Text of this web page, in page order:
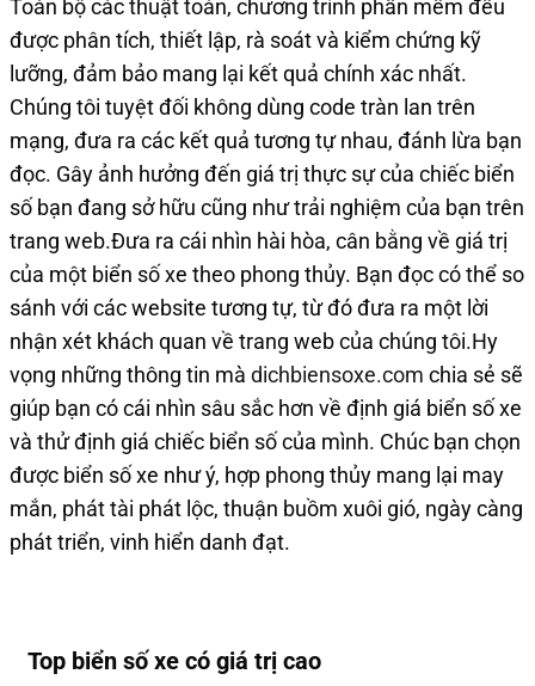
Toàn bộ các thuật toán, chương trình phần mềm đều
được phân tích, thiết lập, rà soát và kiểm chứng kỹ
lưỡng, đảm bảo mang lại kết quả chính xác nhất.
Chúng tôi tuyệt đối không dùng code tràn lan trên
mạng, đưa ra các kết quả tương tự nhau, đánh lừa bạn
đọc. Gây ảnh hưởng đến giá trị thực sự của chiếc biển
số bạn đang sở hữu cũng như trải nghiệm của bạn trên
trang web.Đưa ra cái nhìn hài hòa, cân bằng về giá trị
của một biển số xe theo phong thủy. Bạn đọc có thể so
sánh với các website tương tự, từ đó đưa ra một lời
nhận xét khách quan về trang web của chúng tôi.Hy
vọng những thông tin mà dichbiensoxe.com chia sẻ sẽ
giúp bạn có cái nhìn sâu sắc hơn về định giá biển số xe
và thử định giá chiếc biển số của mình. Chúc bạn chọn
được biển số xe như ý, hợp phong thủy mang lại may
mắn, phát tài phát lộc, thuận buồm xuôi gió, ngày càng
phát triển, vinh hiển danh đạt.
Top biển số xe có giá trị cao